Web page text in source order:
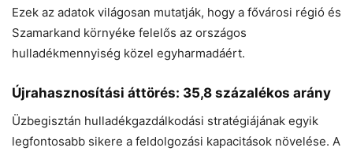
Ezek az adatok világosan mutatják, hogy a fővárosi régió és
Szamarkand környéke felelős az országos
hulladékmennyiség közel egyharmadáért.
Újrahasznosítási áttörés: 35,8 százalékos arány
Üzbegisztán hulladékgazdálkodási stratégiájának egyik
legfontosabb sikere a feldolgozási kapacitások növelése. A